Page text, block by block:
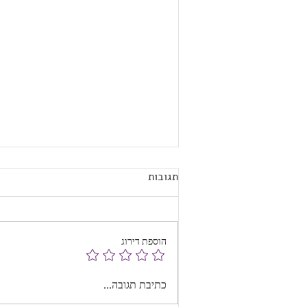
חוות דעת על הפלגת מנו, מנקודת
תגובות
הוספת דירוג
כתיבת תגובה...